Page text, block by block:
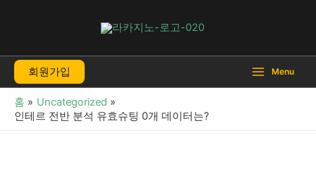
로
너
회원가입 Menu
홈
Uncategorized
인테르 전반 분석 유효슈팅 0개 데이터는?